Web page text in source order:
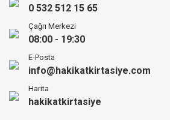
0 532 512 15 65
Çağrı Merkezi
08:00 - 19:30
E-Posta
info@hakikatkirtasiye.com
Harita
hakikatkirtasiye